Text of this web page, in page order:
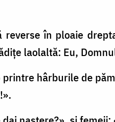
în ploaie
laolaltă: Eu,
hârburile de